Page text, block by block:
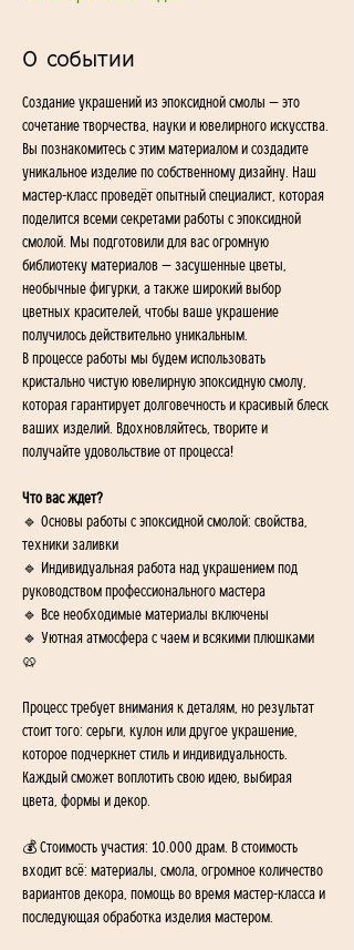
О событии
Создание украшений из эпоксидной смолы — это
сочетание творчества, науки и ювелирного искусства.
Вы познакомитесь с этим материалом и создадите
уникальное изделие по собственному дизайну. Наш
мастер-класс проведёт опытный специалист, которая
поделится всеми секретами работы с эпоксидной
смолой. Мы подготовили для вас огромную
библиотеку материалов — засушенные цветы,
необычные фигурки, а также широкий выбор
цветных красителей, чтобы ваше украшение
получилось действительно уникальным.
В процессе работы мы будем использовать
кристально чистую ювелирную эпоксидную смолу,
которая гарантирует долговечность и красивый блеск
ваших изделий. Вдохновляйтесь, творите и
получайте удовольствие от процесса!
Что вас ждет?
🔹 Основы работы с эпоксидной смолой: свойства,
техники заливки
🔹 Индивидуальная работа над украшением под
руководством профессионального мастера
🔹 Все необходимые материалы включены
🔹 Уютная атмосфера с чаем и всякими плюшками
🥨
Процесс требует внимания к деталям, но результат
стоит того: серьги, кулон или другое украшение,
которое подчеркнет стиль и индивидуальность.
Каждый сможет воплотить свою идею, выбирая
цвета, формы и декор.
💰 Стоимость участия: 10.000 драм. В стоимость
входит всё: материалы, смола, огромное количество
вариантов декора, помощь во время мастер-класса и
последующая обработка изделия мастером.